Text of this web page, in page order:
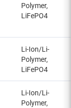
Polymer,
LiFePO4
Li-Ion/Li-
Polymer,
LiFePO4
Li-Ion/Li-
Polymer,